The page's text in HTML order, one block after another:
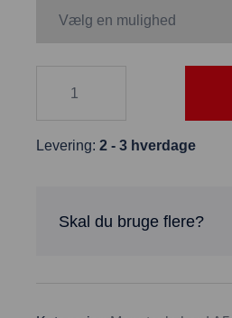
Levering: 2 - 3 hverdage
Skal du bruge flere?